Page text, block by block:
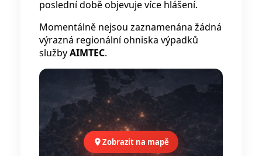
poslední době objevuje více hlášení.
Momentálně nejsou zaznamenána žádná
výrazná regionální ohniska výpadků
službyAIMTEC.
Zobrazit na mapě